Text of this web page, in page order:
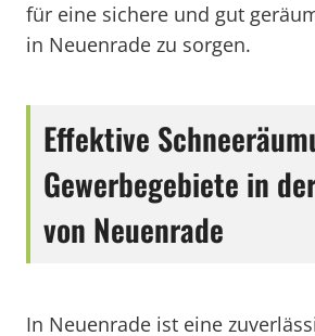
für eine sichere und gut
in Neuenrade zu sorgen.
Effektive
Gewerbegebiete in
von Neuenrade
In Neuenrade ist eine